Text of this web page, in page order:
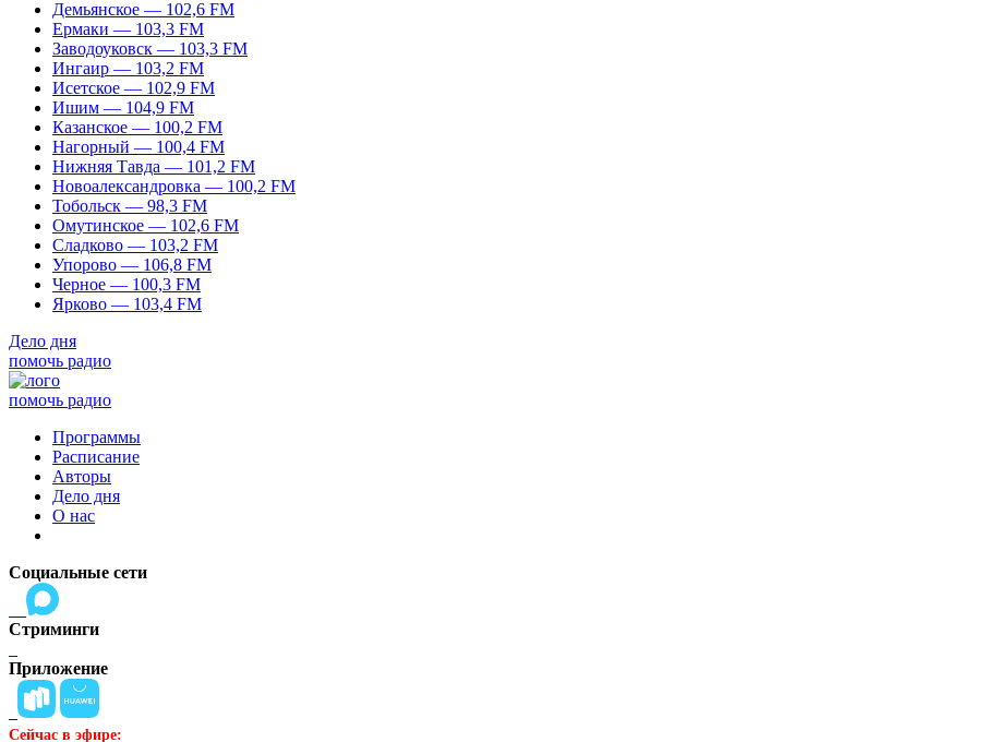
Демьянское — 102,6 FM
Ермаки — 103,3 FM
Заводоуковск — 103,3 FM
Ингаир — 103,2 FM
Исетское — 102,9 FM
Ишим — 104,9 FM
Казанское — 100,2 FM
Нагорный — 100,4 FM
Нижняя Тавда — 101,2 FM
Новоалександровка — 100,2 FM
Тобольск — 98,3 FM
Омутинское — 102,6 FM
Сладково — 103,2 FM
Упорово — 106,8 FM
Черное — 100,3 FM
Ярково — 103,4 FM
Дело дня
помочь радио
помочь радио
Программы
Расписание
Авторы
Дело дня
О нас
Социальные сети
Стриминги
Приложение
Сейчас в эфире: